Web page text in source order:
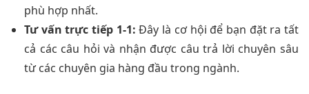
phù hợp nhất.
Tư vấn trực tiếp 1-1: Đây là cơ hội để bạn đặt ra tất
cả các câu hỏi và nhận được câu trả lời chuyên sâu
từ các chuyên gia hàng đầu trong ngành.